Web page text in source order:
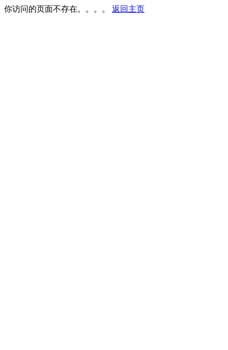
你访问的页面不存在。。。。 返回主页